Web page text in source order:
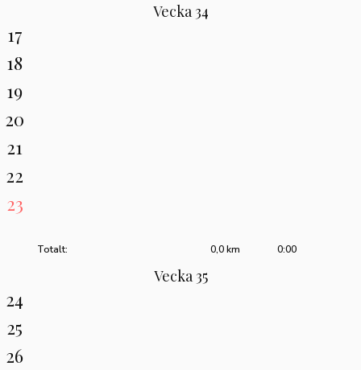
Vecka 34
17
18
19
20
21
22
23
Totalt: 0:00
0,0 km
Vecka 35
24
25
26